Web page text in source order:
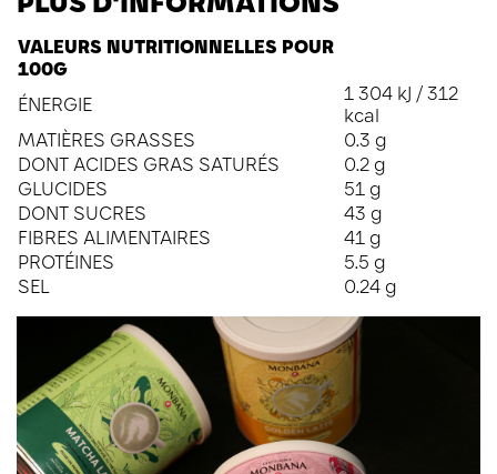
VALEURS NUTRITIONNELLES POUR
100G
ÉNERGIE
1 304 kJ / 312
kcal
MATIÈRES GRASSES
0.3 g
DONT ACIDES GRAS SATURÉS
0.2 g
GLUCIDES
51 g
DONT SUCRES
43 g
FIBRES ALIMENTAIRES
41 g
PROTÉINES
5.5 g
SEL
0.24 g